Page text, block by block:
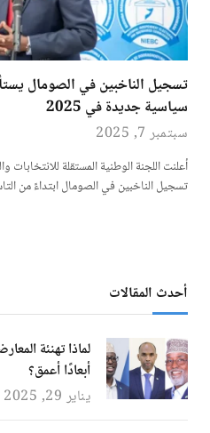
تسجيل الناخبين في الصومال
سياسية جديدة في 2025
سبتمبر 7, 2025
أعلنت اللجنة الوطنية المستقلة
تسجيل الناخبين في الصومال ابتداءً من
أحدث المقالات
لماذا تهنئة
أبعادًا أعمق؟
يناير 29, 2025